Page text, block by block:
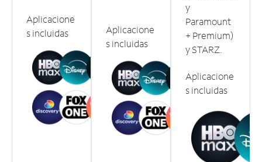
Aplicacione
s incluidas
Aplicacione
s incluidas
y
Paramount
+ Premium)
y STARZ.
Aplicacione
s incluidas